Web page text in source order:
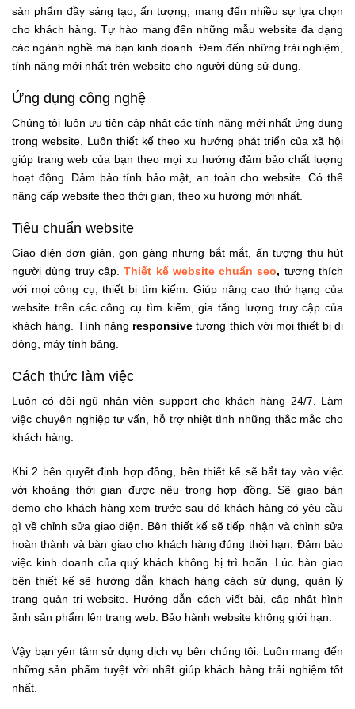
sản phẩm đầy sáng tạo, ấn tượng, mang đến nhiều sự lựa chọn
cho khách hàng. Tự hào mang đến những mẫu website đa dạng
các ngành nghề mà bạn kinh doanh. Đem đến những trải nghiệm,
tính năng mới nhất trên website cho người dùng sử dụng.
Ứng dụng công nghệ
Chúng tôi luôn ưu tiên cập nhật các tính năng mới nhất ứng dụng
trong website. Luôn thiết kế theo xu hướng phát triển của xã hội
giúp trang web của bạn theo mọi xu hướng đảm bảo chất lượng
hoạt động. Đảm bảo tính bảo mật, an toàn cho website. Có thể
nâng cấp website theo thời gian, theo xu hướng mới nhất.
Tiêu chuẩn website
Giao diện đơn giản, gọn gàng nhưng bắt mắt, ấn tượng thu hút
người dùng truy cập.Thiết kế website chuẩn seo, tương thích
với mọi công cụ, thiết bị tìm kiếm. Giúp nâng cao thứ hạng của
website trên các công cụ tìm kiếm, gia tăng lượng truy cập của
khách hàng. Tính năng responsive tương thích với mọi thiết bị di
động, máy tính bảng.
Cách thức làm việc
Luôn có đội ngũ nhân viên support cho khách hàng 24/7. Làm
việc chuyên nghiệp tư vấn, hỗ trợ nhiệt tình những thắc mắc cho
khách hàng.
Khi 2 bên quyết định hợp đồng, bên thiết kế sẽ bắt tay vào việc
với khoảng thời gian được nêu trong hợp đồng. Sẽ giao bản
demo cho khách hàng xem trước sau đó khách hàng có yêu cầu
gì về chỉnh sửa giao diện. Bên thiết kế sẽ tiếp nhận và chỉnh sửa
hoàn thành và bàn giao cho khách hàng đúng thời hạn. Đảm bảo
việc kinh doanh của quý khách không bị trì hoãn. Lúc bàn giao
bên thiết kế sẽ hướng dẫn khách hàng cách sử dụng, quản lý
trang quản trị website. Hướng dẫn cách viết bài, cập nhật hình
ảnh sản phẩm lên trang web. Bảo hành website không giới hạn.
Vậy bạn yên tâm sử dụng dịch vụ bên chúng tôi. Luôn mang đến
những sản phẩm tuyệt vời nhất giúp khách hàng trải nghiệm tốt
nhất.